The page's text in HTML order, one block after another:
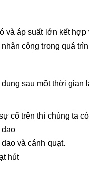
và áp suất lớn kết
công trong quá
sau một thời
cố trên thì chúng ta
dao
và cánh quạt.
hút